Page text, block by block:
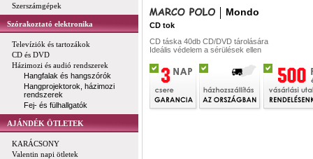
Szerszámgépek
Szórakoztató elektronika
Televíziók és tartozákok
CD és DVD
Házimozi és audió rendszerek
Hangfalak és hangszórók
Hangprojektorok, házimozi
rendszerek
Fej- és fülhallgatók
AJÁNDÉK ÖTLETEK
KARÁCSONY
Valentin napi ötletek
Mondo
CD tok
CD táska 40db CD/DVD tárolására
Ideális védelem a sérülések ellen